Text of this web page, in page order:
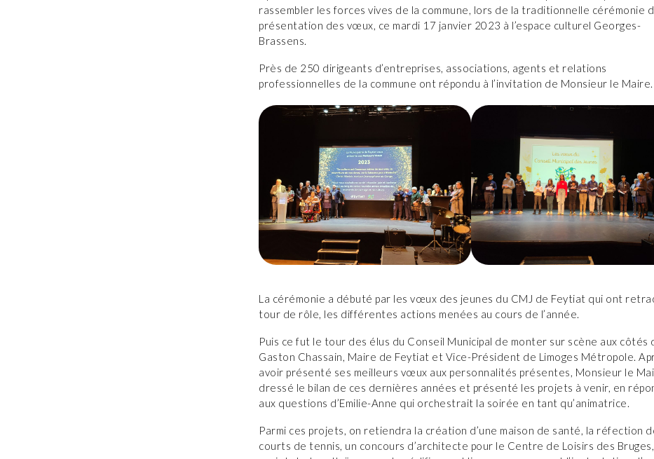
rassembler les forces vives de la commune, lors de la traditionnelle cérémonie
présentation des vœux, ce mardi 17 janvier 2023 à l’espace culturel Georges-
Brassens.
Près de 250 dirigeants d’entreprises, associations, agents et relations
professionnelles de la commune ont répondu à l’invitation de Monsieur le Maire.
La cérémonie a débuté par les vœux des jeunes du CMJ de Feytiat qui ont
tour de rôle, les différentes actions menées au cours de l’année.
Puis ce fut le tour des élus du Conseil Municipal de monter sur scène aux côtés
Gaston Chassain, Maire de Feytiat et Vice-Président de Limoges Métropole.
avoir présenté ses meilleurs vœux aux personnalités présentes, Monsieur le
dressé le bilan de ces dernières années et présenté les projets à venir, en
aux questions d’Emilie-Anne qui orchestrait la soirée en tant qu’animatrice.
Parmi ces projets, on retiendra la création d’une maison de santé, la réfection
courts de tennis, un concours d’architecte pour le Centre de Loisirs des